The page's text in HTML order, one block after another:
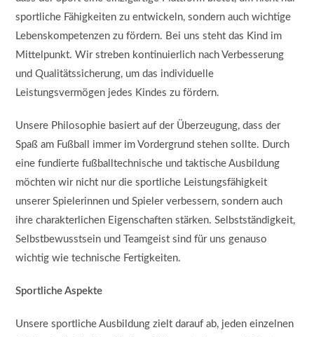
sportliche Fähigkeiten zu entwickeln, sondern auch wichtige
Lebenskompetenzen zu fördern. Bei uns steht das Kind im
Mittelpunkt. Wir streben kontinuierlich nach Verbesserung
und Qualitätssicherung, um das individuelle
Leistungsvermögen jedes Kindes zu fördern.
Unsere Philosophie basiert auf der Überzeugung, dass der
Spaß am Fußball immer im Vordergrund stehen sollte. Durch
eine fundierte fußballtechnische und taktische Ausbildung
möchten wir nicht nur die sportliche Leistungsfähigkeit
unserer Spielerinnen und Spieler verbessern, sondern auch
ihre charakterlichen Eigenschaften stärken. Selbstständigkeit,
Selbstbewusstsein und Teamgeist sind für uns genauso
wichtig wie technische Fertigkeiten.
Sportliche Aspekte
Unsere sportliche Ausbildung zielt darauf ab, jeden einzelnen